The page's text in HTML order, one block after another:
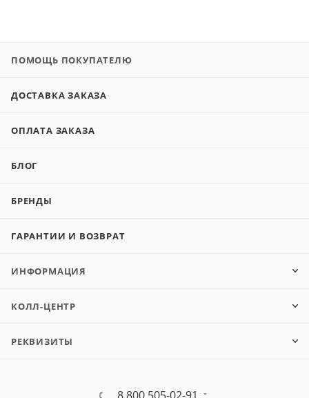
ПОМОЩЬ ПОКУПАТЕЛЮ
ДОСТАВКА ЗАКАЗА
ОПЛАТА ЗАКАЗА
БЛОГ
БРЕНДЫ
ГАРАНТИИ И ВОЗВРАТ
ИНФОРМАЦИЯ
КОЛЛ-ЦЕНТР
РЕКВИЗИТЫ